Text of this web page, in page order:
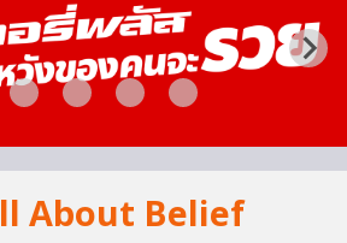
About Belief